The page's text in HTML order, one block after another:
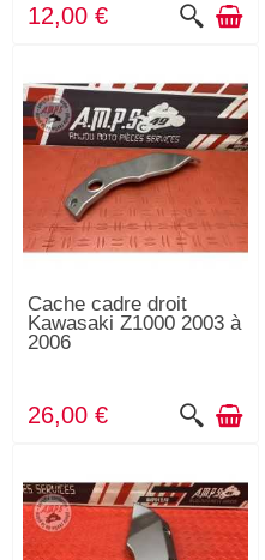
12,00 €
Cache cadre droit
Kawasaki Z1000 2003 à
2006
26,00 €